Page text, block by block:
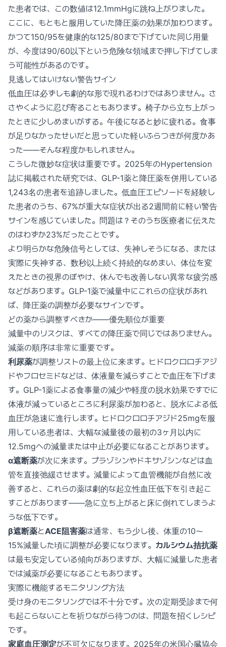
た患者では、この数値は12.1mmHgに跳ね上がりました。
ここに、もともと服用していた降圧薬の効果が加わります。
かつて150/95を健康的な125/80まで下げていた同じ用量
が、今度は90/60以下という危険な領域まで押し下げてしま
う可能性があるのです。
見逃してはいけない警告サイン
低血圧は必ずしも劇的な形で現れるわけではありません。さ
さやくように忍び寄ることもあります。椅子から立ち上がっ
たときに少しめまいがする。午後になると妙に疲れる。食事
が足りなかったせいだと思っていた軽いふらつきが何度かあ
った——そんな程度かもしれません。
こうした微妙な症状は重要です。2025年のHypertension
誌に掲載された研究では、GLP-1薬と降圧薬を併用している
1,243名の患者を追跡しました。低血圧エピソードを経験し
た患者のうち、67%が重大な症状が出る2週間前に軽い警告
サインを感じていました。問題は？そのうち医療者に伝えた
のはわずか23%だったことです。
より明らかな危険信号としては、失神しそうになる、または
実際に失神する、数秒以上続く持続的なめまい、体位を変
えたときの視界のぼやけ、休んでも改善しない異常な疲労感
などがあります。GLP-1薬で減量中にこれらの症状があれ
ば、降圧薬の調整が必要なサインです。
どの薬から調整すべきか——優先順位が重要
減量中のリスクは、すべての降圧薬で同じではありません。
減薬の順序は非常に重要です。
利尿薬が調整リストの最上位に来ます。ヒドロクロロチアジ
ドやフロセミドなどは、体液量を減らすことで血圧を下げま
す。GLP-1薬による食事量の減少や軽度の脱水効果ですでに
体液が減っているところに利尿薬が加わると、脱水による低
血圧が急速に進行します。ヒドロクロロチアジド25mgを服
用している患者は、大幅な減量後の最初の3ヶ月以内に
12.5mgへの減量または中止が必要になることがあります。
α遮断薬が次に来ます。プラゾシンやドキサゾシンなどは血
管を直接弛緩させます。減量によって血管機能が自然に改
善すると、これらの薬は劇的な起立性血圧低下を引き起こ
すことがあります——急に立ち上がると床に倒れてしまうよ
うな低下です。
β遮断薬とACE阻害薬は通常、もう少し後、体重の10〜
15%減量した頃に調整が必要になります。 カルシウム拮抗薬
は最も安定している傾向がありますが、大幅に減量した患者
では減薬が必要になることもあります。
実際に機能するモニタリング方法
受け身のモニタリングでは不十分です。次の定期受診まで何
も起こらないことを祈りながら待つのは、問題を招くレシピ
です。
家庭血圧測定が不可欠になります。2025年の米国心臓協会